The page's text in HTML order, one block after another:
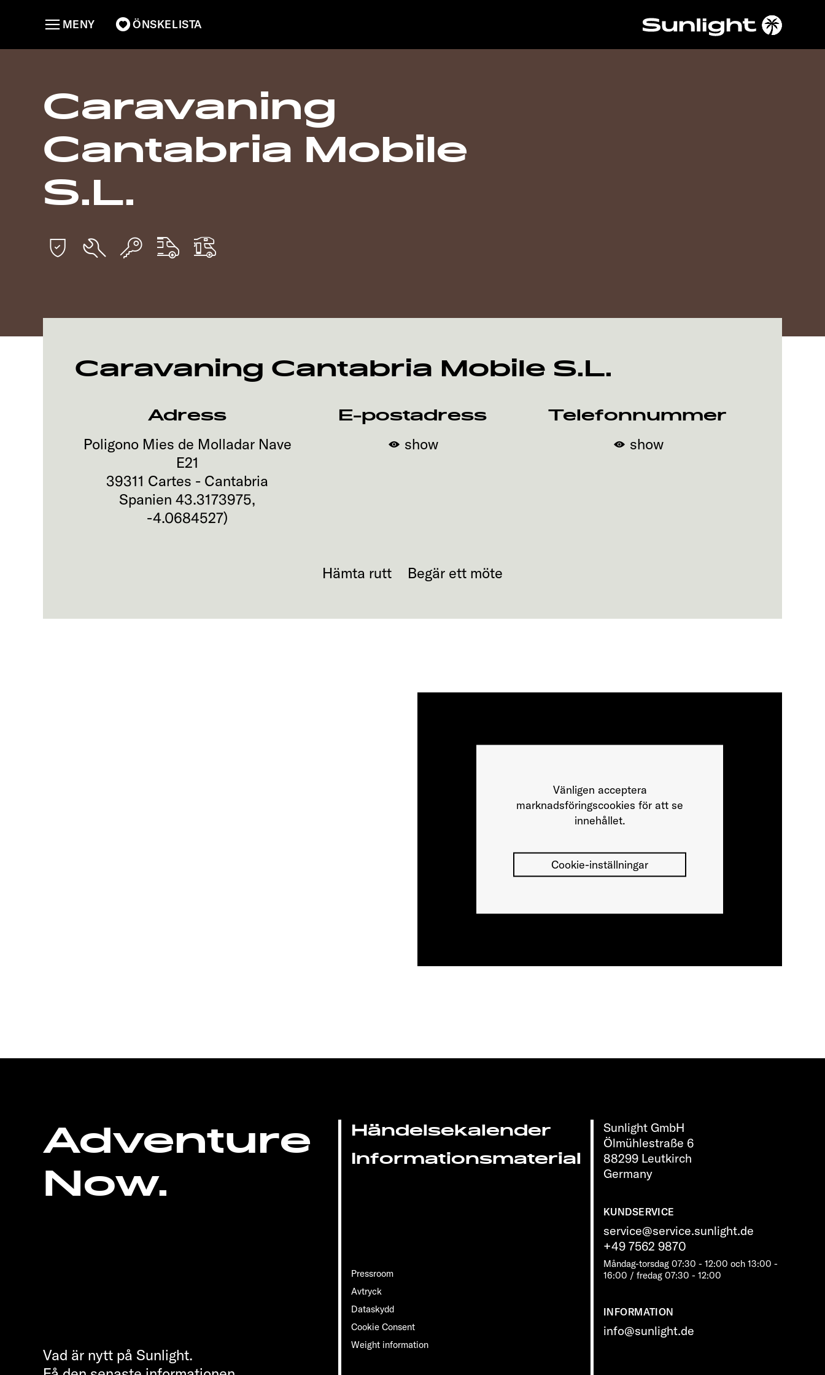
ÖNSKELISTA
MENY
Caravaning
Cantabria Mobile
S.L.
Caravaning Cantabria Mobile S.L.
Adress
Poligono Mies de Molladar Nave
E21
39311 Cartes - Cantabria
Spanien 43.3173975,
-4.0684527)
E-postadress
show
Telefonnummer
show
Hämta rutt Begär ett möte
Vänligen acceptera
marknadsföringscookies för att se
innehållet.
Cookie-inställningar
Adventure
Now.
Sunlight GmbH
Ölmühlestraße 6
88299 Leutkirch
Germany
KUNDSERVICE
service@service.sunlight.de
+49 7562 9870
Måndag-torsdag 07:30 - 12:00 och 13:00 -
16:00 / fredag ​​07:30 - 12:00
INFORMATION
info@sunlight.de
Händelsekalender
Informationsmaterial
Pressroom
Avtryck
Dataskydd
Cookie Consent
Weight information
Vad är nytt på Sunlight.